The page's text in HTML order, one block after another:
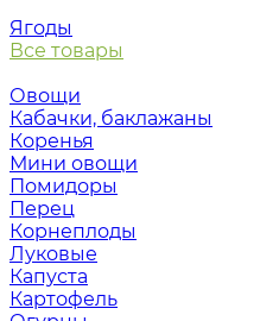
Ягоды
Все товары
Овощи
Кабачки, баклажаны
Коренья
Мини овощи
Помидоры
Перец
Корнеплоды
Луковые
Капуста
Картофель